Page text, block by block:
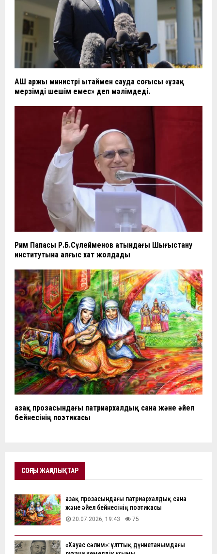
АҚШ Қаржы министрі Қытаймен сауда соғысы «ұзақ
мерзімді шешім емес» деп мәлімдеді.
Рим Папасы Р.Б.Сүлейменов атындағы Шығыстану
институтына алғыс хат жолдады
Қазақ прозасындағы патриархалдық сана және әйел
бейнесінің поэтикасы
СОҢҒЫ ЖАҢАЛЫҚТАР
Қазақ прозасындағы патриархалдық сана
және әйел бейнесінің поэтикасы
20.07.2026, 19:43 75
«Хауас сәлим»: ұлттық дүниетанымдағы